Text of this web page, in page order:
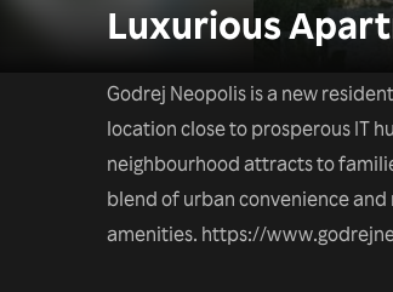
Luxurious
Godrej Neopolis is a new
location close to prosperous IT
neighbourhood attracts to
blend of urban convenience
amenities. https://